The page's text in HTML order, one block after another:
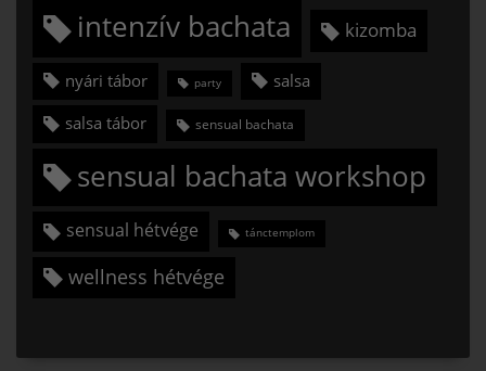
intenzív bachata kizomba
nyári tábor party
salsa
salsa tábor
sensual bachata
sensual bachata workshop
sensual hétvége tánctemplom
wellness hétvége